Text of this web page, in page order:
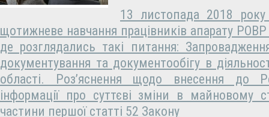
13 листопада 2018 року
щотижневе навчання працівників апарату РОВР
де розглядались такі питання:
документування та документообігу в
області. Роз’яснення щодо внесення до
інформації про суттєві зміни в майновому
частини першої статті 52 Закону